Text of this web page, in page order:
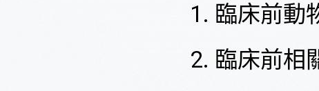
1. 臨床前動
2. 臨床前相